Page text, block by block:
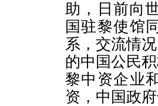
助，日前向
国驻黎使馆
系，交流情
的中国公民
黎中资企业
资，中国政